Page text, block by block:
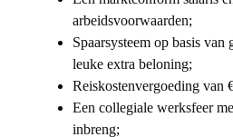
arbeidsvoorwaarden;
Spaarsysteem op basis
leuke extra beloning;
Reiskostenvergoeding van
Een collegiale werksfeer
inbreng;